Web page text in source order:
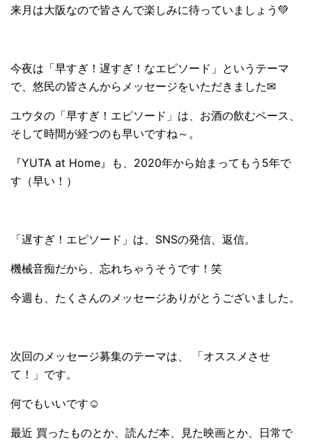
来月は大阪なので皆さんで楽しみに待っていましょう💚
今夜は「早すぎ！遅すぎ！なエピソード」というテーマ
で、悠民の皆さんからメッセージをいただきました✉
ユウタの「早すぎ！エピソード」は、お酒の飲むペース、
そして時間が経つのも早いですね～。
『YUTA at Home』も、2020年から始まってもう5年で
す（早い！）
「遅すぎ！エピソード」は、SNSの発信、返信。
機械音痴だから、忘れちゃうそうです！笑
今週も、たくさんのメッセージありがとうございました。
次回のメッセージ募集のテーマは、 「オススメさせ
て！」です。
何でもいいです☺
最近 買ったものとか、読んだ本、見た映画とか、日常で